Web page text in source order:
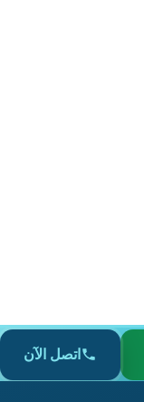
اتصل الآن